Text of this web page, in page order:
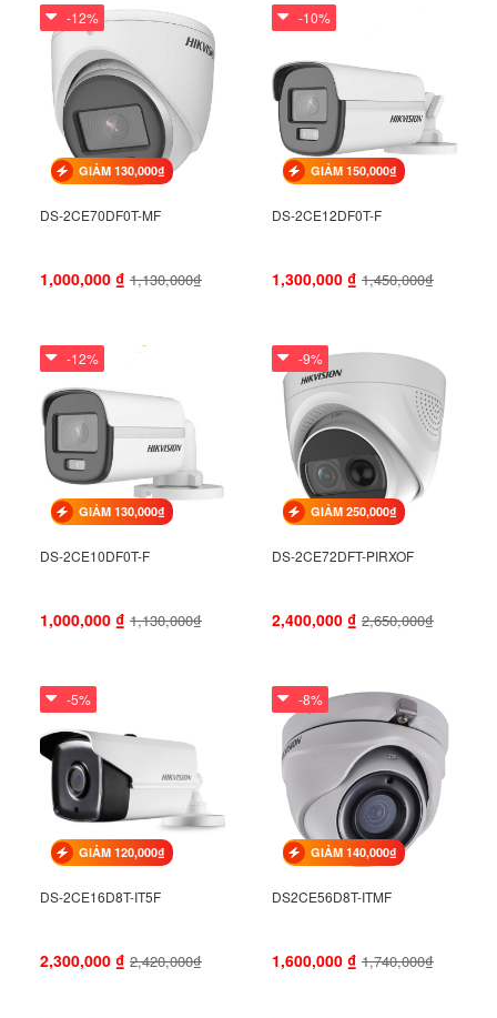
-12%
GIẢM 130,000₫
DS-2CE70DF0T-MF
1,000,000 ₫ 1,130,000₫
-10%
GIẢM 150,000₫
DS-2CE12DF0T-F
1,300,000 ₫ 1,450,000₫
-12%
GIẢM 130,000₫
DS-2CE10DF0T-F
1,000,000 ₫ 1,130,000₫
-9%
GIẢM 250,000₫
DS-2CE72DFT-PIRXOF
2,400,000 ₫ 2,650,000₫
-5%
GIẢM 120,000₫
DS-2CE16D8T-IT5F
2,300,000 ₫ 2,420,000₫
-8%
GIẢM 140,000₫
DS2CE56D8T-ITMF
1,600,000 ₫ 1,740,000₫